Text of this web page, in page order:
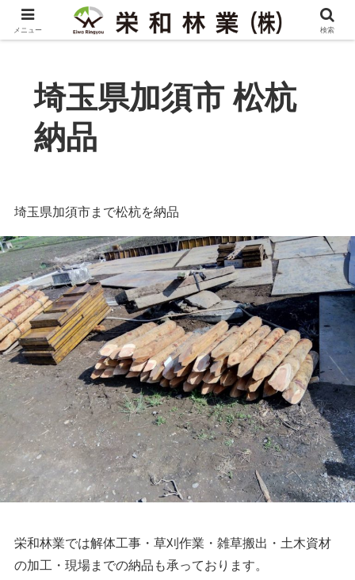
埼玉県加須市 松杭
納品
埼玉県加須市まで松杭を納品
栄和林業では解体工事・草刈作業・雑草搬出・土木資材
の加工・現場までの納品も承っております。
メニュー 検索